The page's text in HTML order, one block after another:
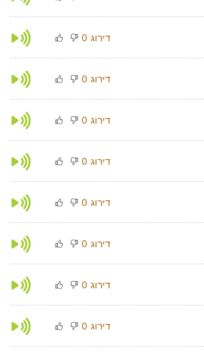
0 דירוג
0 דירוג
0 דירוג
0 דירוג
0 דירוג
0 דירוג
0 דירוג
0 דירוג